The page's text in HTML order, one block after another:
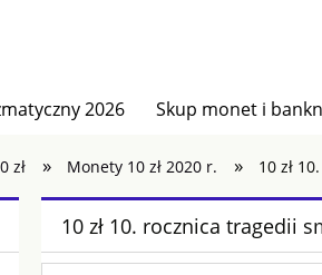
2026 Skup monet i
zł » Monety 10 zł 2020 r. » 10 zł
10 zł 10. rocznica tragedii